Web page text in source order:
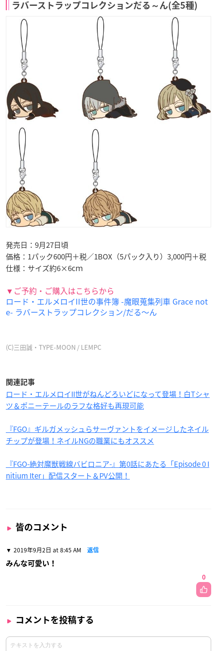
ラバーストラップコレクションだる～ん(全5種)
発売日：9月27日頃
価格：1パック600円＋税／1BOX（5パック入り）3,000円＋税
仕様：サイズ約6×6cｍ
▼ご予約・ご購入はこちらから
ロード・エルメロイII世の事件簿 -魔眼蒐集列車 Grace not
e- ラバーストラップコレクション/だる～ん
(C)三田誠・TYPE-MOON / LEMPC
関連記事
ロード・エルメロイII世がねんどろいどになって登場！白Tシャ
ツ＆ポニーテールのラフな格好も再現可能
『FGO』ギルガメッシュらサーヴァントをイメージしたネイル
チップが登場！ネイルNGの職業にもオススメ
『FGO-絶対魔獣戦線バビロニア-』第0話にあたる「Episode 0 I
nitium Iter」配信スタート＆PV公開！
皆のコメント
2019年9月2日 at 8:45 AM 返信
みんな可愛い！
0
コメントを投稿する